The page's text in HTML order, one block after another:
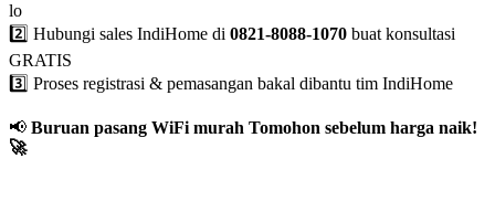
lo
2️⃣ Hubungi sales IndiHome di 0821-8088-1070 buat konsultasi
GRATIS
3️⃣ Proses registrasi & pemasangan bakal dibantu tim IndiHome
📢 Buruan pasang WiFi murah Tomohon sebelum harga naik!
🚀